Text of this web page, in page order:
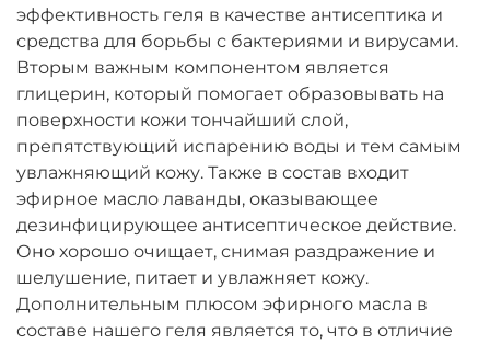
эффективность геля в качестве антисептика и
средства для борьбы с бактериями и вирусами.
Вторым важным компонентом является
глицерин, который помогает образовывать на
поверхности кожи тончайший слой,
препятствующий испарению воды и тем самым
увлажняющий кожу. Также в состав входит
эфирное масло лаванды, оказывающее
дезинфицирующее антисептическое действие.
Оно хорошо очищает, снимая раздражение и
шелушение, питает и увлажняет кожу.
Дополнительным плюсом эфирного масла в
составе нашего геля является то, что в отличие